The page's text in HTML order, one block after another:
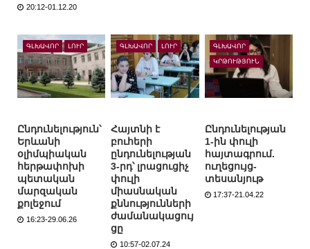
20:12-01.12.20
ԳԼԽԱՎՈՐ ԼՈՒՐ
Ընդունելություն՝
Երևանի
օլիմպիական
հերթափոխի
պետական
մարզական
քոլեջում
16:23-29.06.26
ԳԼԽԱՎՈՐ ԼՈՒՐ
Հայտնի է
բուհերի
ընդունելության
3-րդ՝ լրացուցիչ
փուլի
միասնական
քննությունների
ժամանակացույ
ցը
10:57-02.07.24
ԳԼԽԱՎՈՐ
ԿՐԹՈՒԹՅՈՒՆ
Ընդունելության
1-ին փուլի
հայտագրում.
ուղեցույց-
տեսանյութ
17:37-21.04.22